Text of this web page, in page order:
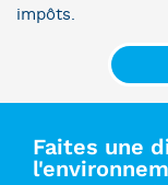
impôts.
Faites une